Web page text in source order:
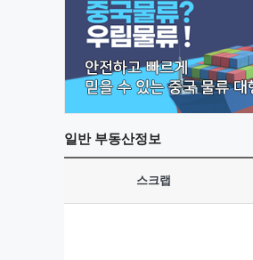
일반부동산정보
스크랩